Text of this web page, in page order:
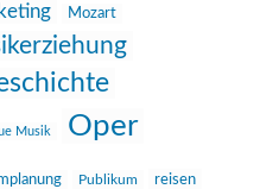
Mozart
Musik Oper
Publikum reisen